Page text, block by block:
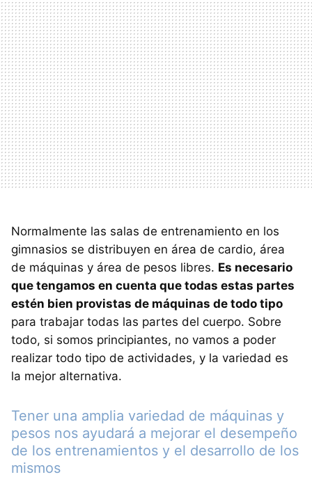
Normalmente las salas de entrenamiento en los
gimnasios se distribuyen en área de cardio, área
de máquinas y área de pesos libres. Es necesario
que tengamos en cuenta que todas estas partes
estén bien provistas de máquinas de todo tipo
para trabajar todas las partes del cuerpo. Sobre
todo, si somos principiantes, no vamos a poder
realizar todo tipo de actividades, y la variedad es
la mejor alternativa.
Tener una amplia variedad de máquinas y
pesos nos ayudará a mejorar el desempeño
de los entrenamientos y el desarrollo de los
mismos